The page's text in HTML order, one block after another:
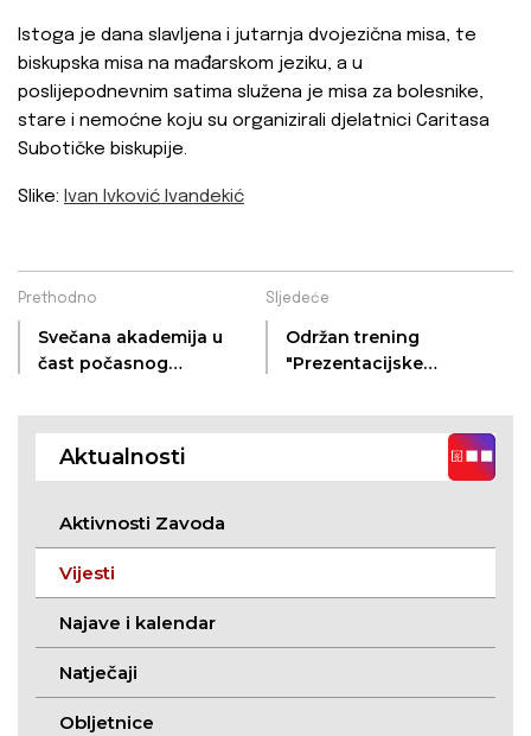
Istoga je dana slavljena i jutarnja dvojezična misa, te
biskupska misa na mađarskom jeziku, a u
poslijepodnevnim satima služena je misa za bolesnike,
stare i nemoćne koju su organizirali djelatnici Caritasa
Subotičke biskupije.
Slike: Ivan Ivković Ivandekić
Prethodno
Svečana akademija u
čast počasnog
akademika dr. Ante
Sljedeće
Održan trening
"Prezentacijske
Aktualnosti
Aktivnosti Zavoda
Vijesti
Najave i kalendar
Natječaji
Obljetnice